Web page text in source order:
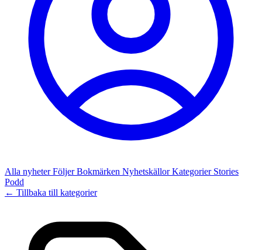
Alla nyheterFöljerBokmärken NyhetskällorKategorier Stories
Podd
← Tillbaka till kategorier